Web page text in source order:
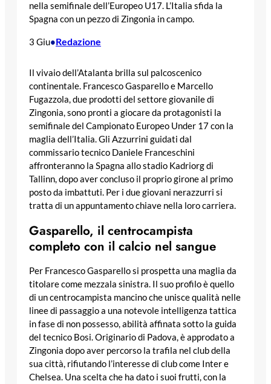
nella semifinale dell’Europeo U17. L’Italia sfida la
Spagna con un pezzo di Zingonia in campo.
3 Giu•Redazione
Il vivaio dell’Atalanta brilla sul palcoscenico
continentale. Francesco Gasparello e Marcello
Fugazzola, due prodotti del settore giovanile di
Zingonia, sono pronti a giocare da protagonisti la
semifinale del Campionato Europeo Under 17 con la
maglia dell’Italia. Gli Azzurrini guidati dal
commissario tecnico Daniele Franceschini
affronteranno la Spagna allo stadio Kadriorg di
Tallinn, dopo aver concluso il proprio girone al primo
posto da imbattuti. Per i due giovani nerazzurri si
tratta di un appuntamento chiave nella loro carriera.
Gasparello, il centrocampista
completo con il calcio nel sangue
Per Francesco Gasparello si prospetta una maglia da
titolare come mezzala sinistra. Il suo profilo è quello
di un centrocampista mancino che unisce qualità nelle
linee di passaggio a una notevole intelligenza tattica
in fase di non possesso, abilità affinata sotto la guida
del tecnico Bosi. Originario di Padova, è approdato a
Zingonia dopo aver percorso la trafila nel club della
sua città, rifiutando l’interesse di club come Inter e
Chelsea. Una scelta che ha dato i suoi frutti, con la